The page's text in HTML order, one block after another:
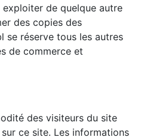
de quelque autre
des copies des
se réserve tous les autres
de commerce et
des visiteurs du site
ce site. Les informations